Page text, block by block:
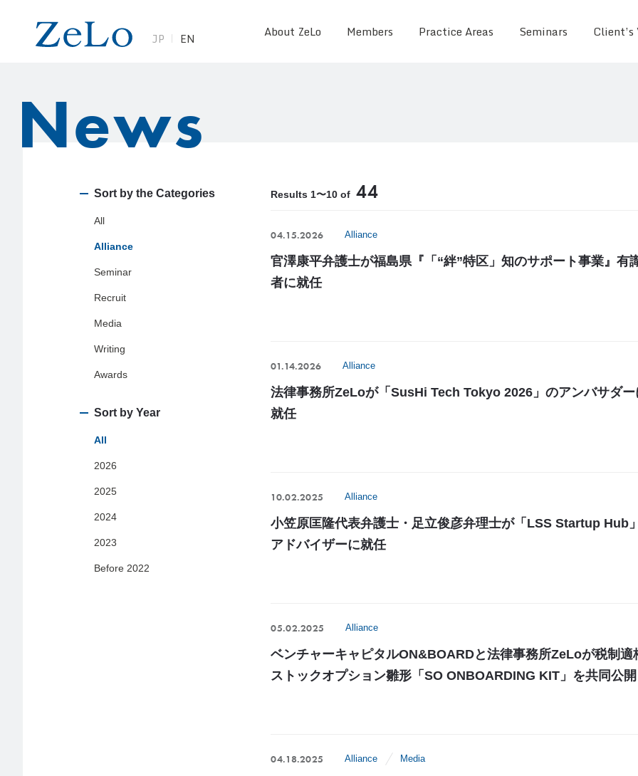
JP EN About ZeLo Members Practice Areas Seminars Client’s
News
Sort by the Categories
All
Alliance
Seminar
Recruit
Media
Writing
Awards
Sort by Year
All
2026
2025
2024
2023
Before 2022
Results 1〜10 of 44
04.15.2026 Alliance
官澤康平弁護士が福島県『「“絆”特区」知のサポート事業』有
者に就任
01.14.2026 Alliance
法律事務所ZeLoが「SusHi Tech Tokyo 2026」のアンバサダー
就任
10.02.2025 Alliance
小笠原匡隆代表弁護士・足立俊彦弁理士が「LSS Startup Hub
アドバイザーに就任
05.02.2025 Alliance
ベンチャーキャピタルON&BOARDと法律事務所ZeLoが税制適
ストックオプション雛形「SO ONBOARDING KIT」を共同公開
04.18.2025 Alliance Media